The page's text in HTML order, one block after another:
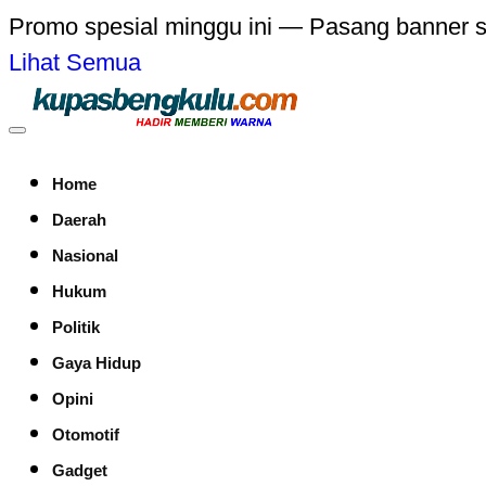
Promo spesial minggu ini — Pasang banner
Lihat Semua
Home
Daerah
Nasional
Hukum
Politik
Gaya Hidup
Opini
Otomotif
Gadget